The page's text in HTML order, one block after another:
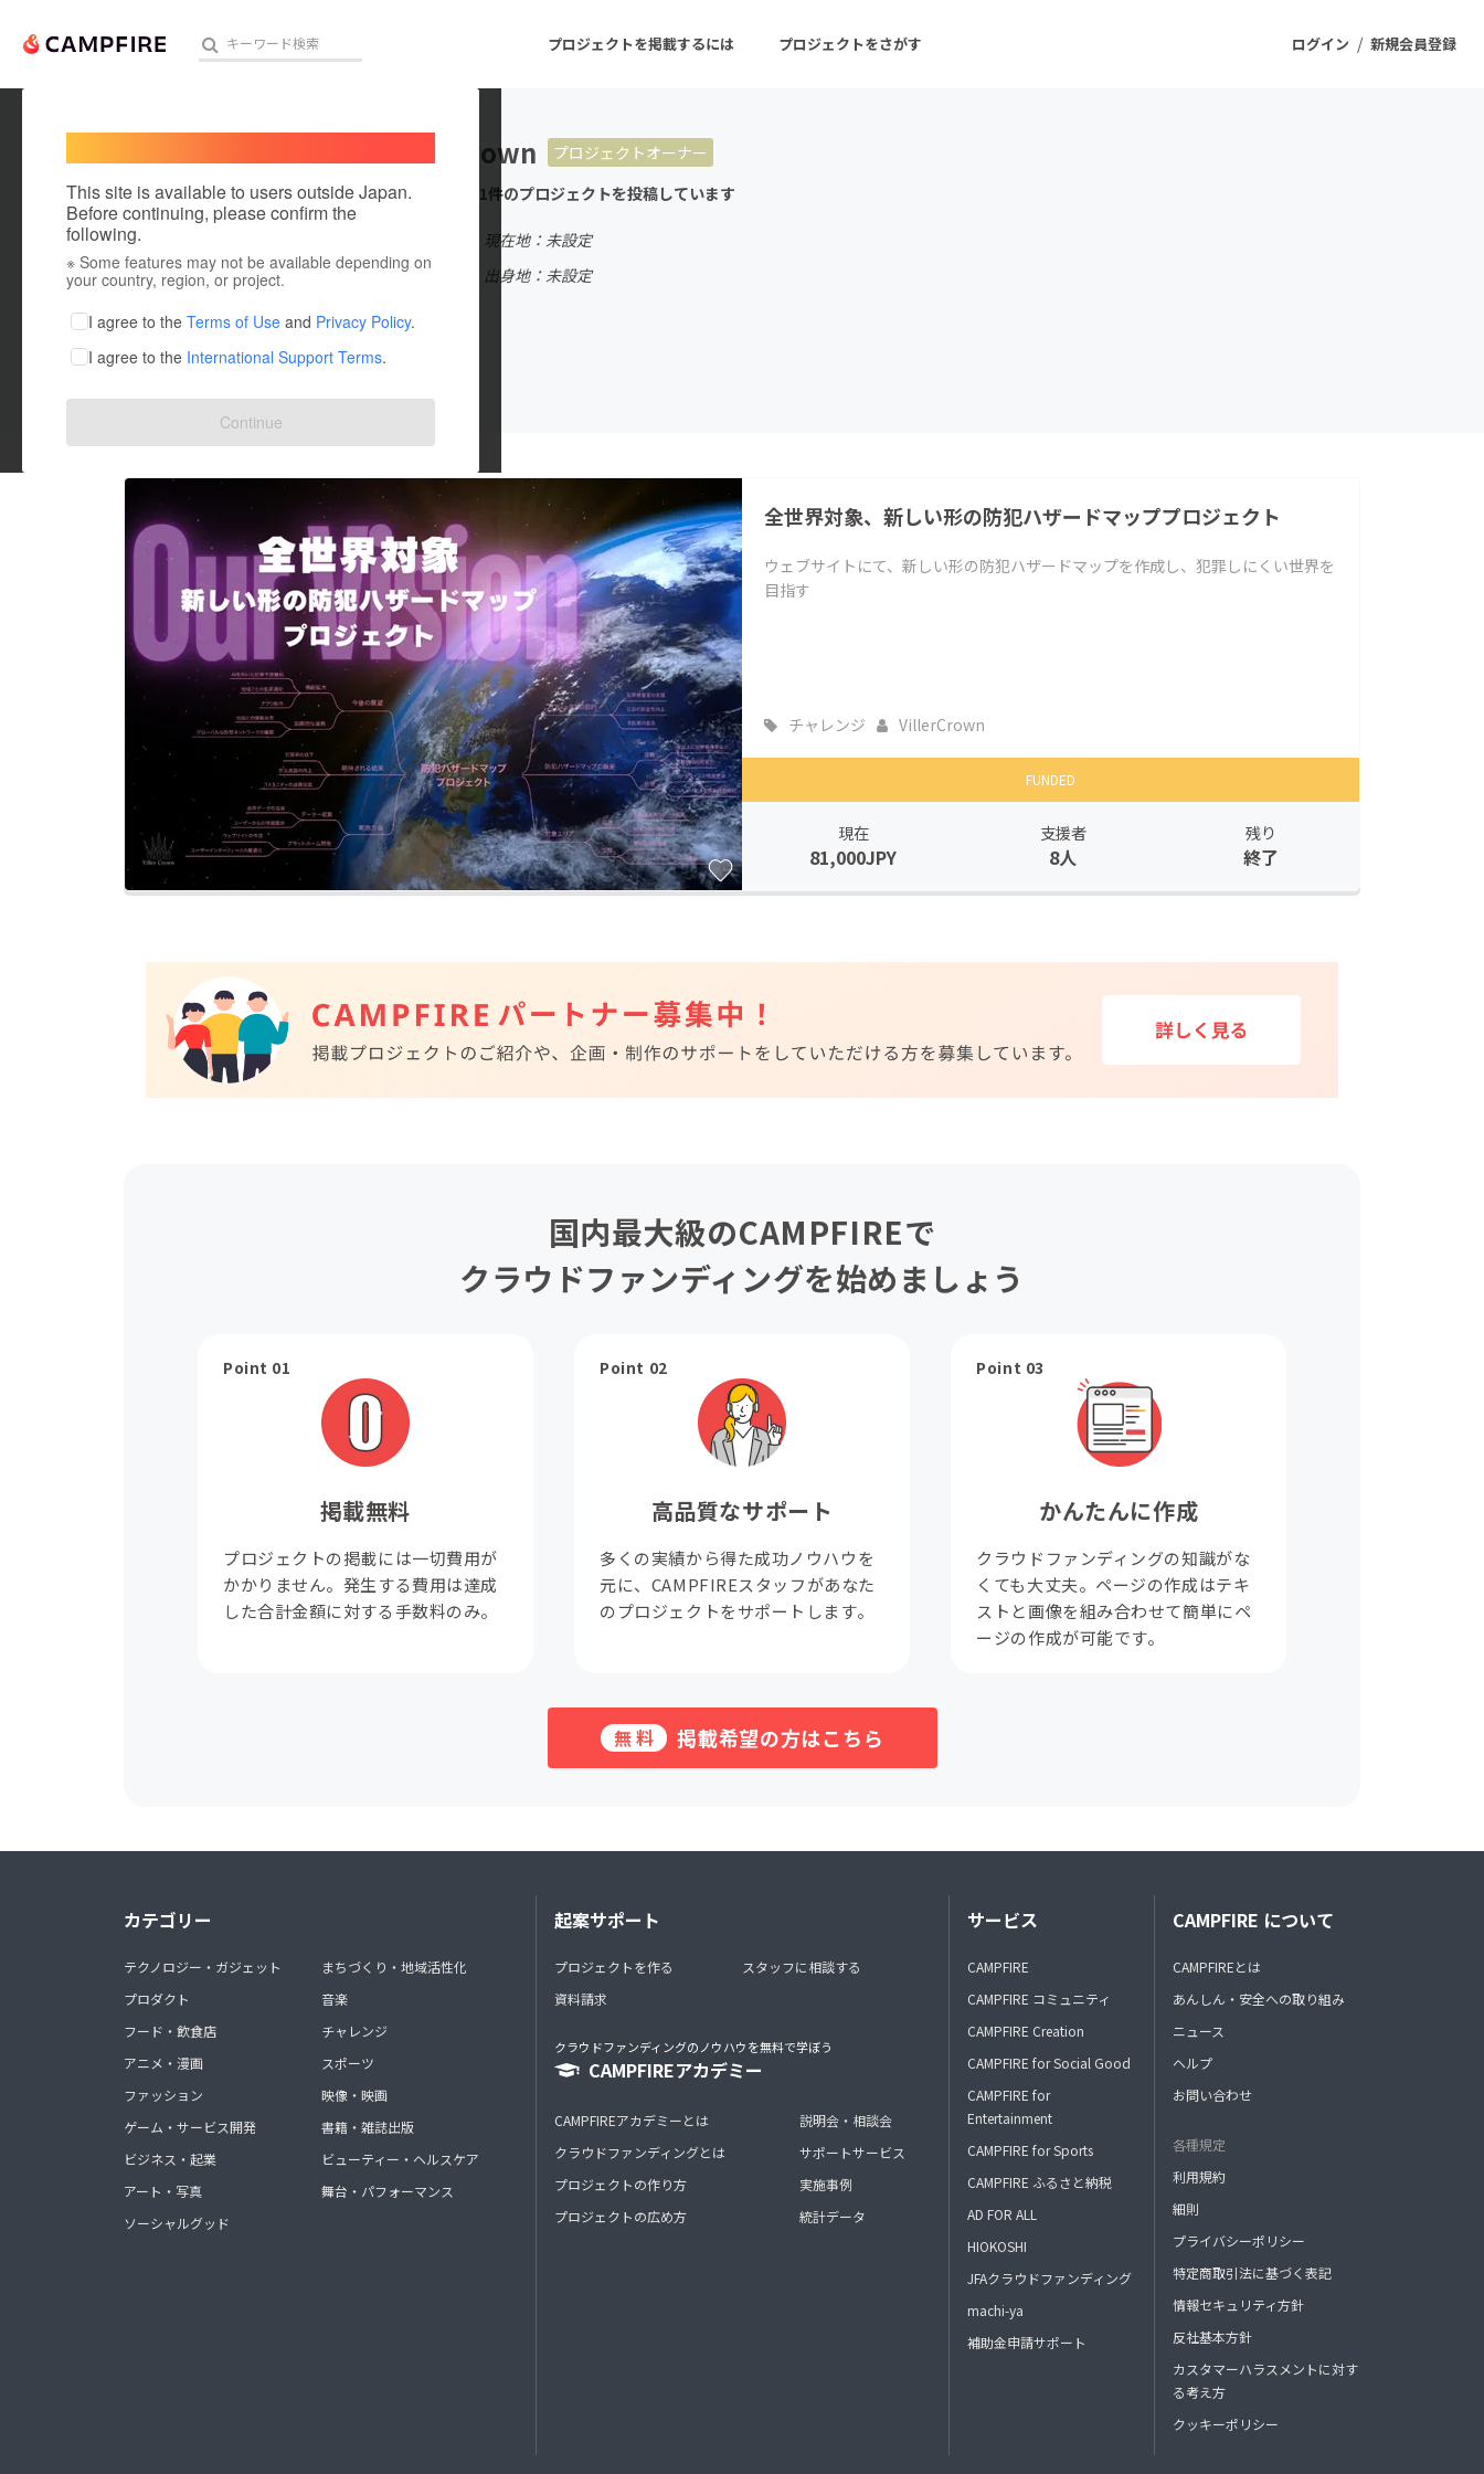
ログイン / 新規会員登録
プロジェクトを掲載するには プロジェクトをさがす
人気のプロジェクト 注目のリターン 注目の新着プロジェクト
アート・写真 音楽
テクノロジー・ガジェット
映像・映画
ビジネス・起業
まちづくり・地域活性化
CAMPFIRE for Social Good
CAMPFIRE Creation
CAMPFIREふるさと納税
machi-ya コミュニティ
This site is available to users outside Japan.
Before continuing, please confirm the
following.
※ Some features may not be available depending on
your country, region, or project.
I agree to the Terms of Use and Privacy Policy.
I agree to the International Support Terms.
Continue
VillerCrown
プロジェクトオーナー
これまでに1件のプロジェクトを投稿しています
現在地：未設定
出身国：日本
出身地：未設定
全世界対象、新しい形の防犯ハザードマッププロジェクト
ウェブサイトにて、新しい形の防犯ハザードマップを作成し、犯罪しにくい世界を
目指す
チャレンジ VillerCrown
FUNDED
現在
81,000JPY
支援者
8人
残り
終了
国内最大級のCAMPFIREで
クラウドファンディングを始めましょう
Point 01
掲載無料
プロジェクトの掲載には一切費用が
かかりません。発生する費用は達成
した合計金額に対する手数料のみ。
Point 02
高品質なサポート
多くの実績から得た成功ノウハウを
元に、CAMPFIREスタッフがあなた
のプロジェクトをサポートします。
Point 03
かんたんに作成
クラウドファンディングの知識がな
くても大丈夫。ページの作成はテキ
ストと画像を組み合わせて簡単にペ
ージの作成が可能です。
無料 掲載希望の方はこちら
カテゴリー
テクノロジー・ガジェット
プロダクト
フード・飲食店
アニメ・漫画
ファッション
ゲーム・サービス開発
ビジネス・起業
アート・写真
ソーシャルグッド
まちづくり・地域活性化
音楽
チャレンジ
スポーツ
映像・映画
書籍・雑誌出版
ビューティー・ヘルスケア
舞台・パフォーマンス
起案サポート
プロジェクトを作る
資料請求
スタッフに相談する
クラウドファンディングのノウハウを無料で学ぼう
CAMPFIREアカデミー
CAMPFIREアカデミーとは
クラウドファンディングとは
プロジェクトの作り方
プロジェクトの広め方
説明会・相談会
サポートサービス
実施事例
統計データ
サービス
CAMPFIRE
CAMPFIRE コミュニティ
CAMPFIRE Creation
CAMPFIRE for Social Good
CAMPFIRE for
Entertainment
CAMPFIRE for Sports
CAMPFIRE ふるさと納税
AD FOR ALL
HIOKOSHI
JFAクラウドファンディング
machi-ya
補助金申請サポート
CAMPFIRE について
CAMPFIREとは
あんしん・安全への取り組み
ニュース
ヘルプ
お問い合わせ
各種規定
利用規約
細則
プライバシーポリシー
特定商取引法に基づく表記
情報セキュリティ方針
反社基本方針
カスタマーハラスメントに対す
る考え方
クッキーポリシー